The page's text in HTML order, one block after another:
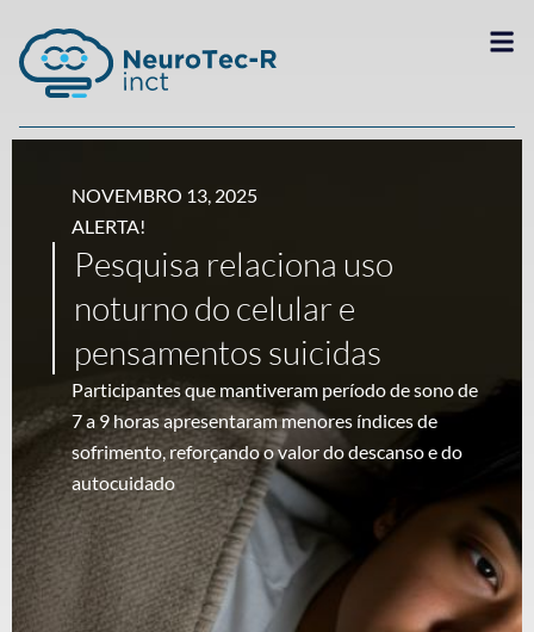
NOVEMBRO 13, 2025
ALERTA!
Pesquisa relaciona uso
noturno do celular e
pensamentos suicidas
Participantes que mantiveram período de sono de
7 a 9 horas apresentaram menores índices de
sofrimento, reforçando o valor do descanso e do
autocuidado